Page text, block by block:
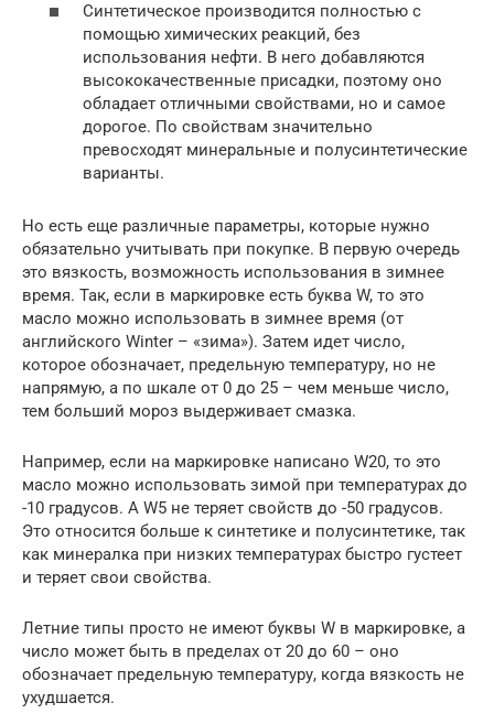
Синтетическое производится полностью с
помощью химических реакций, без
использования нефти. В него добавляются
высококачественные присадки, поэтому оно
обладает отличными свойствами, но и самое
дорогое. По свойствам значительно
превосходят минеральные и полусинтетические
варианты.
Но есть еще различные параметры, которые нужно
обязательно учитывать при покупке. В первую очередь
это вязкость, возможность использования в зимнее
время. Так, если в маркировке есть буква W, то это
масло можно использовать в зимнее время (от
английского Winter – «зима»). Затем идет число,
которое обозначает, предельную температуру, но не
напрямую, а по шкале от 0 до 25 – чем меньше число,
тем больший мороз выдерживает смазка.
Например, если на маркировке написано W20, то это
масло можно использовать зимой при температурах до
-10 градусов. А W5 не теряет свойств до -50 градусов.
Это относится больше к синтетике и полусинтетике, так
как минералка при низких температурах быстро густеет
и теряет свои свойства.
Летние типы просто не имеют буквы W в маркировке, а
число может быть в пределах от 20 до 60 – оно
обозначает предельную температуру, когда вязкость не
ухудшается.